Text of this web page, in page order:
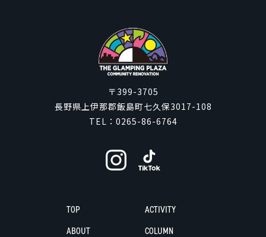
〒399-3705
長野県上伊那郡飯島町七久保3017-108
TEL： 0265-86-6764
TOP
ABOUT
ACTIVITY
COLUMN